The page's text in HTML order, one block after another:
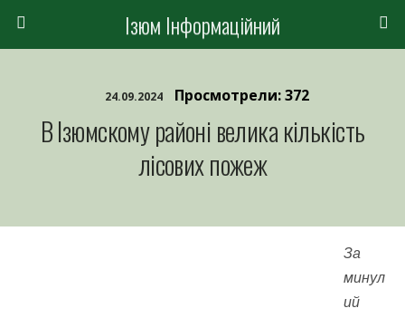
Ізюм Інформаційний
24.09.2024 Просмотрели: 372
В Ізюмскому районі велика кількість
лісових пожеж
За
минул
ий